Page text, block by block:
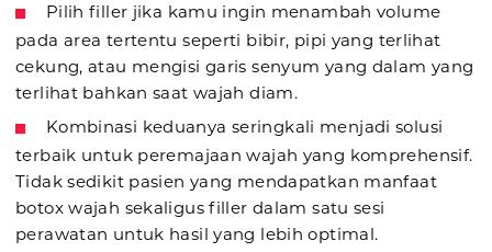
Pilih filler jika kamu ingin menambah volume
pada area tertentu seperti bibir, pipi yang terlihat
cekung, atau mengisi garis senyum yang dalam yang
terlihat bahkan saat wajah diam.
Kombinasi keduanya seringkali menjadi solusi
terbaik untuk peremajaan wajah yang komprehensif.
Tidak sedikit pasien yang mendapatkan manfaat
botox wajah sekaligus filler dalam satu sesi
perawatan untuk hasil yang lebih optimal.